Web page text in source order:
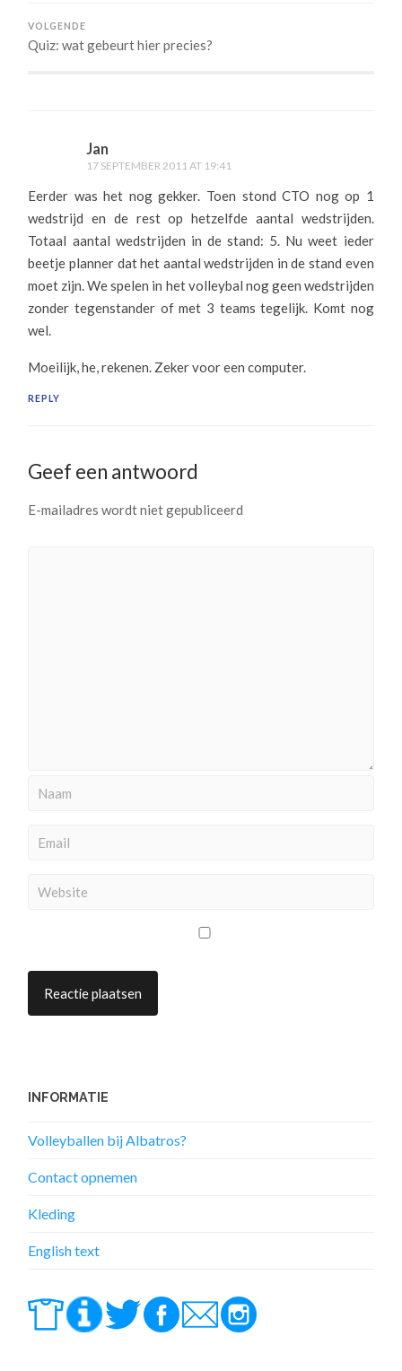
VOLGENDE
Quiz: wat gebeurt hier precies?
Jan
17 SEPTEMBER 2011 AT 19:41
Eerder was het nog gekker. Toen stond CTO nog op 1
wedstrijd en de rest op hetzelfde aantal wedstrijden.
Totaal aantal wedstrijden in de stand: 5. Nu weet ieder
beetje planner dat het aantal wedstrijden in de stand even
moet zijn. We spelen in het volleybal nog geen wedstrijden
zonder tegenstander of met 3 teams tegelijk. Komt nog
wel.
Moeilijk, he, rekenen. Zeker voor een computer.
REPLY
Geef een antwoord
E-mailadres wordt niet gepubliceerd
INFORMATIE
Volleyballen bij Albatros?
Contact opnemen
Kleding
English text